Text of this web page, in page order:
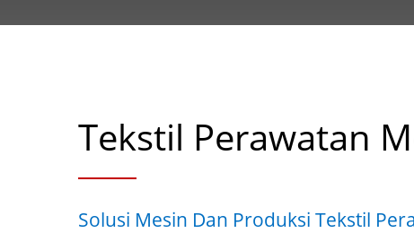
Tekstil Perawatan
Solusi Mesin Dan Produksi Tekstil